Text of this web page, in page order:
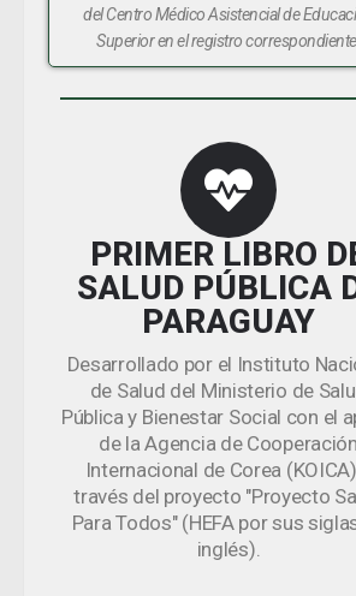
del Centro Médico Asistencial de
Superior en el registro
PRIMER LIBRO
SALUD PÚBLICA
PARAGUAY
Desarrollado por el Instituto
de Salud del Ministerio de
Pública y Bienestar Social con el
de la Agencia de Cooperación
Internacional de Corea
través del proyecto "Proyecto
Para Todos" (HEFA por sus
inglés).